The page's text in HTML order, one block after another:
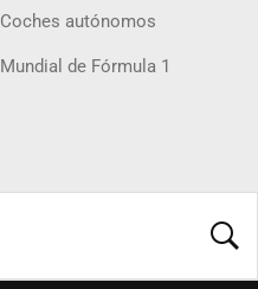
Coches autónomos
Mundial de Fórmula 1